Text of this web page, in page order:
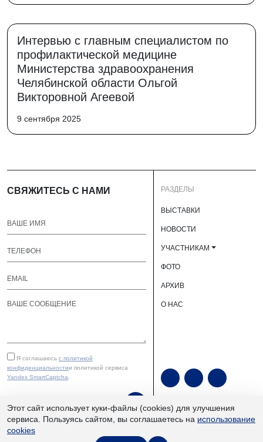
Интервью с главным специалистом по
профилактической медицине
Министерства здравоохранения
Челябинской области Ольгой
Викторовной Агеевой
9 сентября 2025
СВЯЖИТЕСЬ С НАМИ
Я соглашаюсь с политикой
конфиденциальностии политикой сервиса
Yandex SmartCaptcha
РАЗДЕЛЫ
ВЫСТАВКИ
НОВОСТИ
УЧАСТНИКАМ
ФОТО
АРХИВ
О НАС
Этот сайт использует куки-файлы (cookies) для улучшения
сервиса. Пользуясь сайтом, вы соглашаетесь на использование
cookies